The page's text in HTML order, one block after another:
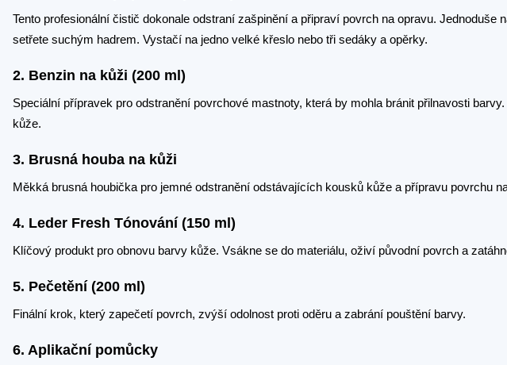
Tento profesionální čistič dokonale odstraní zašpinění a připraví povrch na opravu. Jednoduše
setřete suchým hadrem. Vystačí na jedno velké křeslo nebo tři sedáky a opěrky.
2. Benzin na kůži (200 ml)
Speciální přípravek pro odstranění povrchové mastnoty, která by mohla bránit přilnavosti
kůže.
3. Brusná houba na kůži
Měkká brusná houbička pro jemné odstranění odstávajících kousků kůže a přípravu povrchu
4. Leder Fresh Tónování (150 ml)
Klíčový produkt pro obnovu barvy kůže. Vsákne se do materiálu, oživí původní povrch a
5. Pečetění (200 ml)
Finální krok, který zapečetí povrch, zvýší odolnost proti oděru a zabrání pouštění barvy.
6. Aplikační pomůcky